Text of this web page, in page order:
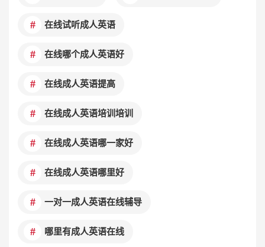
在线试听成人英语
在线哪个成人英语好
在线成人英语提高
在线成人英语培训培训
在线成人英语哪一家好
在线成人英语哪里好
一对一成人英语在线辅导
哪里有成人英语在线